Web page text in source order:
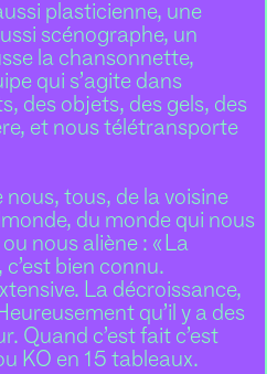
plasticienne, une
scénographe, un
la chansonnette,
qui s’agite dans
des objets, des gels, des
et nous télétransporte
tous, de la voisine
du monde qui nous
nous aliène : « La
bien connu.
La décroissance,
qu’il y a des
Quand c’est fait c’est
KO en 15 tableaux.